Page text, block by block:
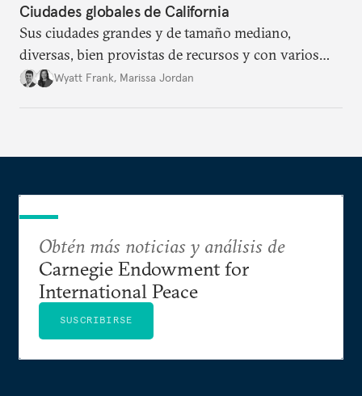
Ciudades globales de California
Sus ciudades grandes y de tamaño mediano,
diversas, bien provistas de recursos y con varios
sectores comerciales fuertes, está cada vez más
Wyatt Frank, Marissa Jordan
Obtén más noticias y análisis de
Carnegie Endowment for
International Peace
SUSCRIBIRSE